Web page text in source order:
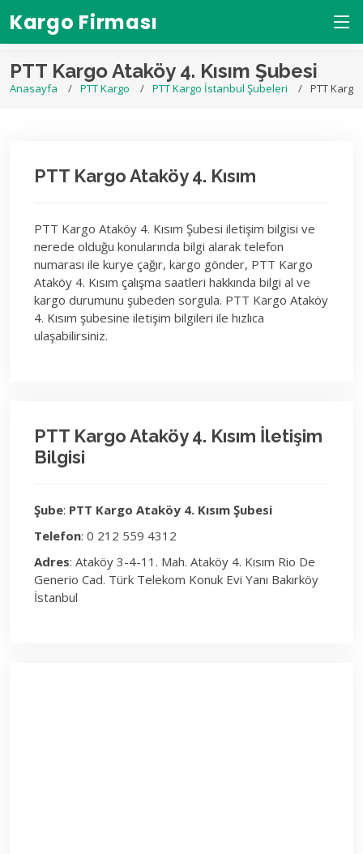
Kargo Firması
PTT Kargo Ataköy 4. Kısım Şubesi
Anasayfa PTT Kargo PTT Kargo İstanbul Şubeleri PTT Kargo
PTT Kargo Ataköy 4. Kısım
PTT Kargo Ataköy 4. Kısım Şubesi iletişim bilgisi ve
nerede olduğu konularında bilgi alarak telefon
numarası ile kurye çağır, kargo gönder, PTT Kargo
Ataköy 4. Kısım çalışma saatleri hakkında bilgi al ve
kargo durumunu şubeden sorgula. PTT Kargo Ataköy
4. Kısım şubesine iletişim bilgileri ile hızlıca
ulaşabilirsiniz.
PTT Kargo Ataköy 4. Kısım İletişim
Bilgisi
Şube: PTT Kargo Ataköy 4. Kısım Şubesi
Telefon: 0 212 559 4312
Adres: Ataköy 3-4-11. Mah. Ataköy 4. Kısım Rio De
Generio Cad. Türk Telekom Konuk Evi Yanı Bakırköy
İstanbul